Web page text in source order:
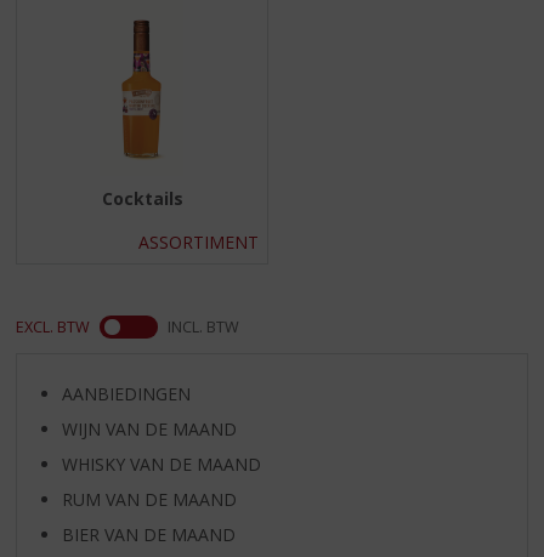
a
Cocktails
ASSORTIMENT
EXCL. BTW INCL. BTW
AANBIEDINGEN
WIJN VAN DE MAAND
WHISKY VAN DE MAAND
RUM VAN DE MAAND
BIER VAN DE MAAND